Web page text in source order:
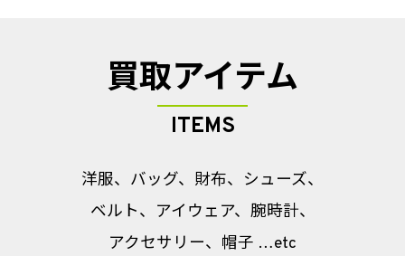
買取アイテム
ITEMS
洋服、バッグ、財布、シューズ、
ベルト、アイウェア、腕時計、
アクセサリー、帽子 …etc